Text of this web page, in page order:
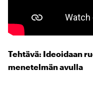
Tehtävä: Ideoidaan
menetelmän avulla